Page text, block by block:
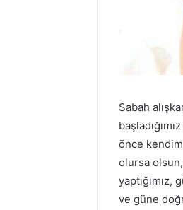
Sabah
önce
olursa
ve güne